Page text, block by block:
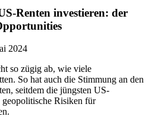
Renten investieren: der
2024
so zügig ab, wie viele
So hat auch die Stimmung an den
seitdem die jüngsten US-
Risiken für